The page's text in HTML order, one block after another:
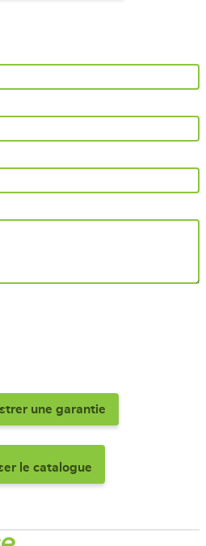
une garantie
le catalogue